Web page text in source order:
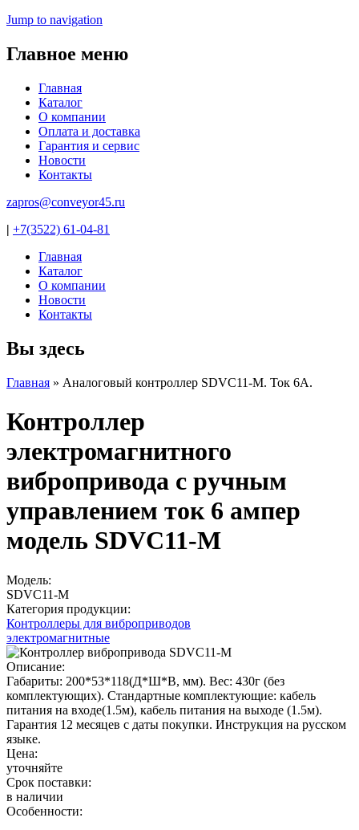
Jump to navigation
Главное меню
Главная
Каталог
О компании
Оплата и доставка
Гарантия и сервис
Новости
Контакты
zapros@conveyor45.ru
| +7(3522) 61-04-81
Главная
Каталог
О компании
Новости
Контакты
Вы здесь
Главная » Аналоговый контроллер SDVC11-M. Ток 6А.
Контроллер
электромагнитного
вибропривода с ручным
управлением ток 6 ампер
модель SDVC11-M
Модель:
SDVC11-M
Категория продукции:
Контроллеры для виброприводов
электромагнитные
Описание:
Габариты: 200*53*118(Д*Ш*В, мм). Вес: 430г (без
комплектующих). Стандартные комплектующие: кабель
питания на входе(1.5м), кабель питания на выходе (1.5м).
Гарантия 12 месяцев с даты покупки. Инструкция на русском
языке.
Цена:
уточняйте
Срок поставки:
в наличии
Особенности: